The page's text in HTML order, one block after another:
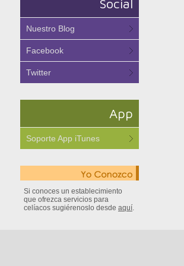
Social
Nuestro Blog
Facebook
Twitter
App
Soporte App iTunes
Si conoces un establecimiento
que ofrezca servicios para
celíacos sugiérenoslo desde aquí.